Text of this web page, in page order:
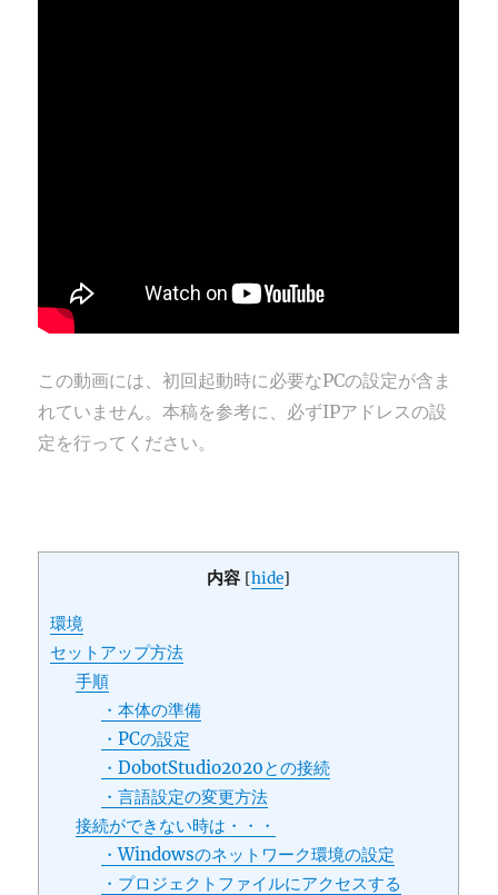
この動画には、初回起動時に必要なPCの設定が含ま
れていません。本稿を参考に、必ずIPアドレスの設
定を行ってください。
内容 [hide]
環境
セットアップ方法
手順
・本体の準備
・PCの設定
・DobotStudio2020との接続
・言語設定の変更方法
接続ができない時は・・・
・Windowsのネットワーク環境の設定
・プロジェクトファイルにアクセスする